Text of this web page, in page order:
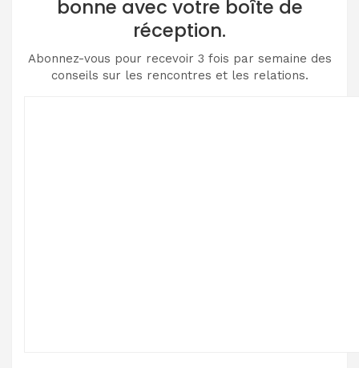
bonne avec votre boîte de
réception.
Abonnez-vous pour recevoir 3 fois par semaine des
conseils sur les rencontres et les relations.